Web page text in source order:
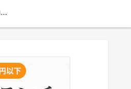
Hide Ads for Premium Members